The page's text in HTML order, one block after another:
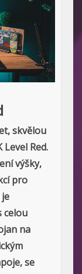
skvělou
Red.
výšky,
pro
celou
na
se